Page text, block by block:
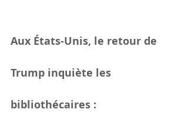
Aux États-Unis, le retour de
Trump inquiète les
bibliothécaires :